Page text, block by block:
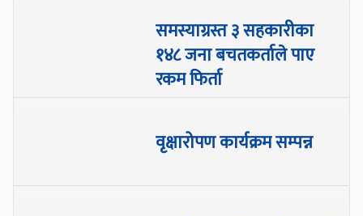
समस्याग्रस्त ३ सहकारीका
१४८ जना बचतकर्ताले पाए
रकम फिर्ता
वृक्षारोपण कार्यक्रम सम्पन्न